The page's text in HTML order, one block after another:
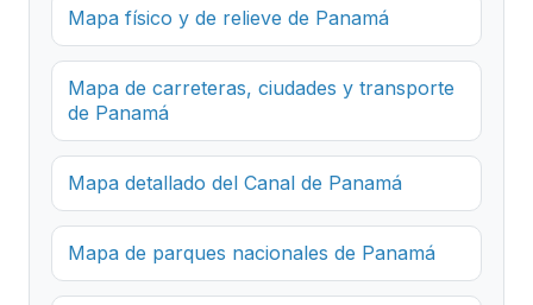
Mapa físico y de relieve de Panamá
Mapa de carreteras, ciudades y transporte
de Panamá
Mapa detallado del Canal de Panamá
Mapa de parques nacionales de Panamá